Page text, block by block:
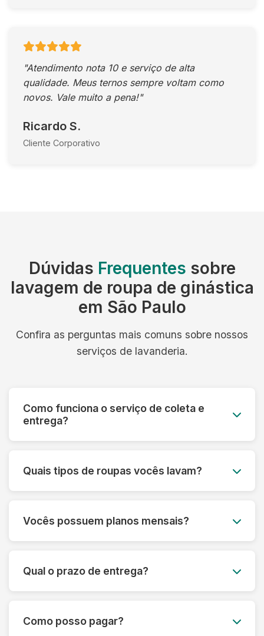
"Atendimento nota 10 e serviço de alta
qualidade. Meus ternos sempre voltam como
novos. Vale muito a pena!"
Ricardo S.
Cliente Corporativo
Dúvidas Frequentes sobre
lavagem de roupa de ginástica
em São Paulo
Confira as perguntas mais comuns sobre nossos
serviços de lavanderia.
Como funciona o serviço de coleta e
entrega?
a lavagem, entregamos tudo limpo e passado
para você.
Quais tipos de roupas vocês lavam?
festa, ternos e roupas de couro. Também
lavamos edredons, tapetes, tênis e muito mais.
Vocês possuem planos mensais?
necessidades, com um ótimo custo-benefício.
Entre em contato para saber mais.
Qual o prazo de entrega?
Oferecemos também opções de lavagem
Como posso pagar?